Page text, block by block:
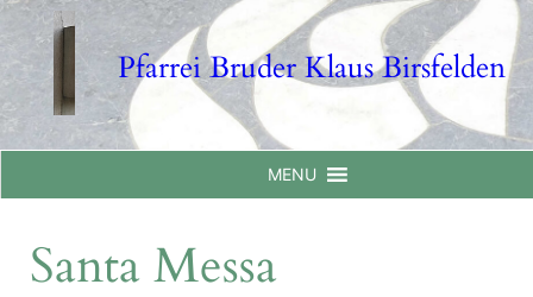
Skip
to
content
Pfarrei Bruder Klaus Birsfelden
MENU
Santa Messa